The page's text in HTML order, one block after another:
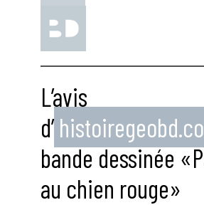
L’avis
d’
bande dessinée
au chien rouge»